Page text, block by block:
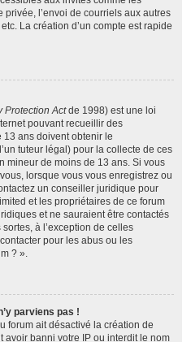
l’envoi de courriels aux autres
La création d’un compte est rapide
Protection Actde 1998) est une loi
pouvant recueillir des
ans doivent obtenir le
tuteur légal) pour la collecte de ces
mineur de moins de 13 ans. Si vous
lorsque vous vous enregistrez ou
un conseiller juridique pour
et les propriétaires de ce forum
et ne sauraient être contactés
à l’exception de celles
pour les abus ou les
? ».
parviens pas !
forum ait désactivé la création de
avoir banni votre IP ou interdit le nom